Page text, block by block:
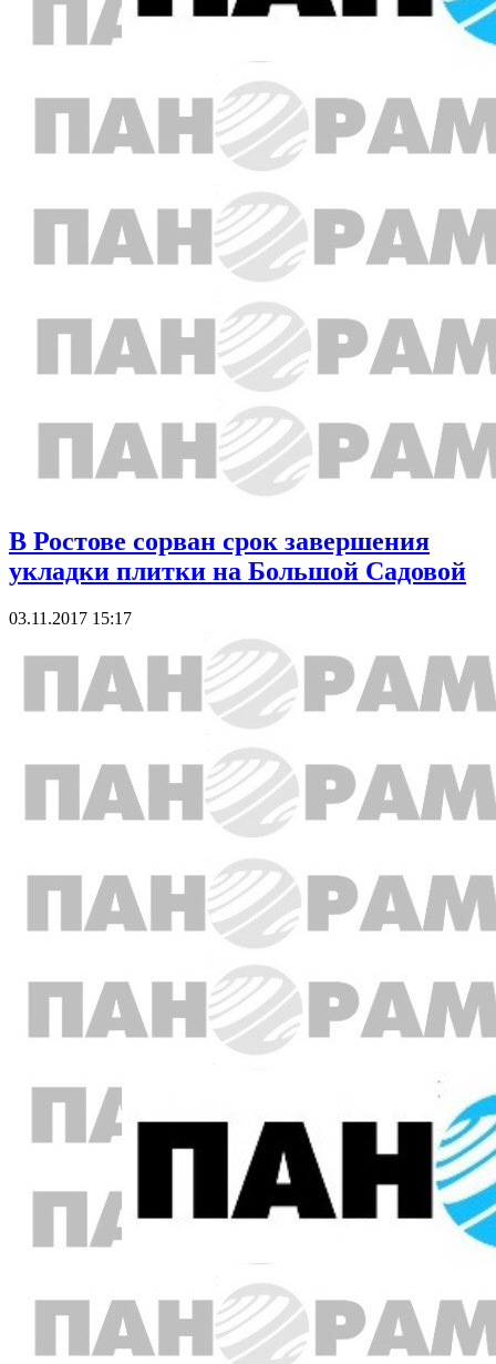
В Ростове сорван срок завершения
укладки плитки на Большой Садовой
03.11.2017 15:17